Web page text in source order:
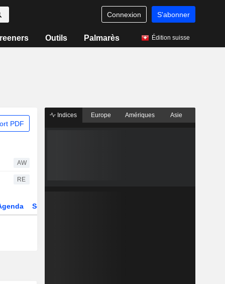
Connexion S'abonner
Outils Palmarès Édition suisse
PDF
AW
RE
Secteur
Indices Europe Amériques Asie